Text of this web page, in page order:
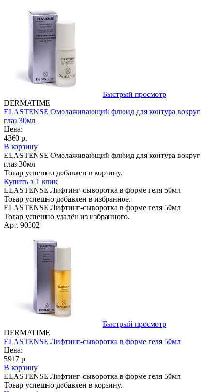
Быстрый просмотр
DERMATIME
ELASTENSE Омолаживающий флюид для контура вокруг
глаз 30мл
Цена:
4360 р.
В корзину
ELASTENSE Омолаживающий флюид для контура вокруг
глаз 30мл
Товар успешно добавлен в корзину.
Купить в 1 клик
ELASTENSE Лифтинг-сыворотка в форме геля 50мл
Товар успешно добавлен в избранное.
ELASTENSE Лифтинг-сыворотка в форме геля 50мл
Товар успешно удалён из избранного.
Арт. 90302
Быстрый просмотр
DERMATIME
ELASTENSE Лифтинг-сыворотка в форме геля 50мл
Цена:
5917 р.
В корзину
ELASTENSE Лифтинг-сыворотка в форме геля 50мл
Товар успешно добавлен в корзину.